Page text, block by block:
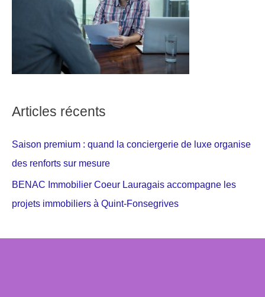
Articles récents
Saison premium : quand la conciergerie de luxe organise
des renforts sur mesure
BENAC Immobilier Coeur Lauragais accompagne les
projets immobiliers à Quint-Fonsegrives